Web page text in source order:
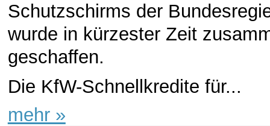
Schutzschirms der
wurde in kürzester Zeit
geschaffen.
Die KfW-Schnellkredite für...
mehr »